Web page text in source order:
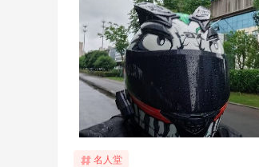
名人堂